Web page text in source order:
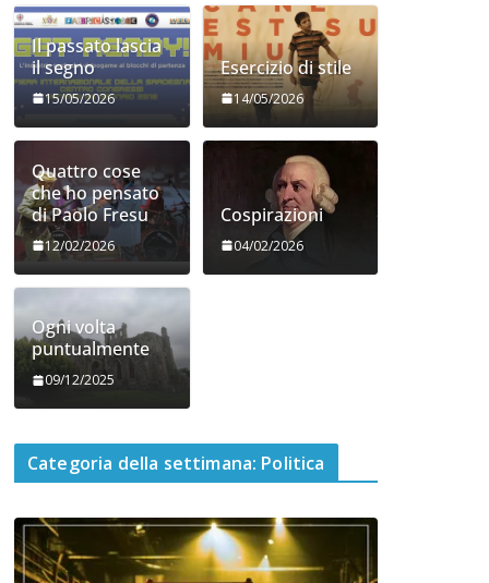
Il passato lascia
il segno
15/05/2026
Esercizio di stile
14/05/2026
Quattro cose
che ho pensato
di Paolo Fresu
12/02/2026
Cospirazioni
04/02/2026
Ogni volta
puntualmente
09/12/2025
Categoria della settimana: Politica